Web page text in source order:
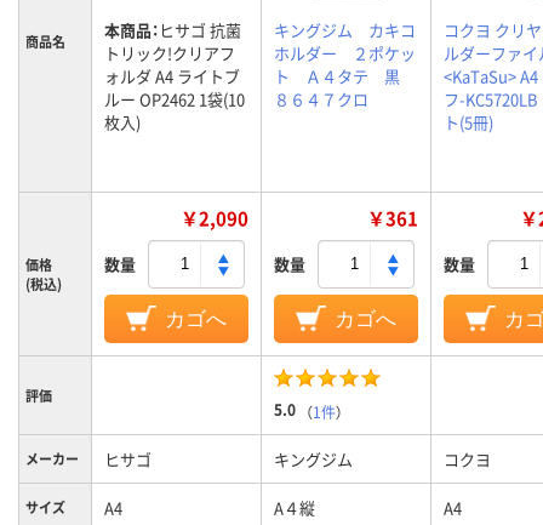
商品名 本商品： ヒサゴ 抗菌
トリック!クリアフ
ォルダ A4 ライトブ
ルー OP2462 1袋(10
枚入)
キングジム カキコ
ホルダー ２ポケッ
ト Ａ４タテ 黒
８６４７クロ
コクヨ クリ
ルダーファイ
<KaTaSu>
フ-
ト(5冊)
価格
(税込)
￥2,090
数量
カゴへ
￥361
数量
カゴへ
数量
カ
評価
5.0 （1件）
メーカー ヒサゴ キングジム コクヨ
サイズ A4 A４縦 A4